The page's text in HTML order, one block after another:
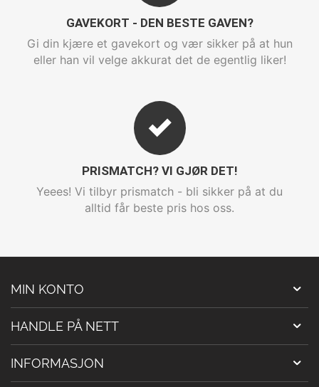
GAVEKORT - DEN BESTE GAVEN?
Gi din kjære et gavekort og vær sikker på at hun
eller han vil velge akkurat det de egentlig liker!
PRISMATCH? VI GJØR DET!
Yeees! Vi tilbyr prismatch - bli sikker på at du
alltid får beste pris hos oss.
MIN KONTO
HANDLE PÅ NETT
INFORMASJON